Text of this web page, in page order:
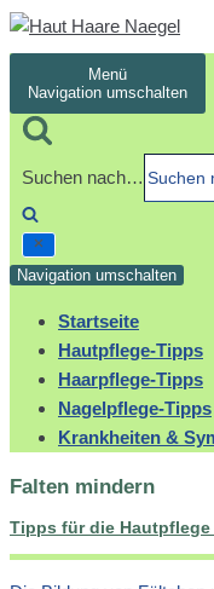
Menü
Navigation umschalten
Suchen nach…
Navigation umschalten
Startseite
Hautpflege-Tipps
Haarpflege-Tipps
Nagelpflege-Tipps
Krankheiten &
Falten mindern
Tipps für die Hautpflege